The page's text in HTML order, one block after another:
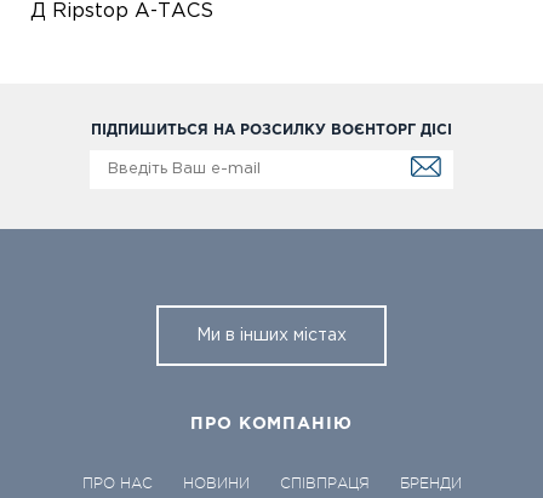
Д Ripstop А-ТАСS
ПІДПИШИТЬСЯ НА РОЗСИЛКУ ВОЄНТОРГ ДІСІ
Ми в інших містах
ПРО КОМПАНІЮ
ПРО НАС НОВИНИ СПІВПРАЦЯ
БРЕНДИ